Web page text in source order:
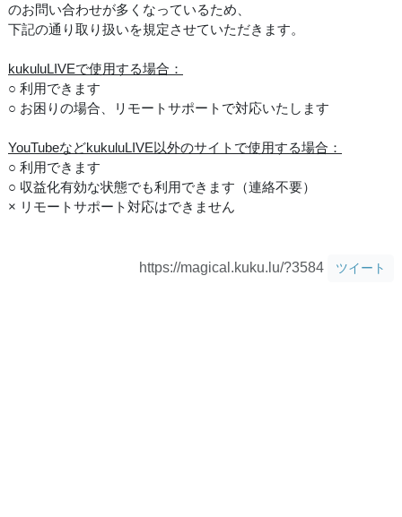
のお問い合わせが多くなっているため、
下記の通り取り扱いを規定させていただきます。
kukuluLIVEで使用する場合：
○ 利用できます
○ お困りの場合、リモートサポートで対応いたします
YouTubeなどkukuluLIVE以外のサイトで使用する場合：
○ 利用できます
○ 収益化有効な状態でも利用できます（連絡不要）
× リモートサポート対応はできません
https://magical.kuku.lu/?3584 ツイート